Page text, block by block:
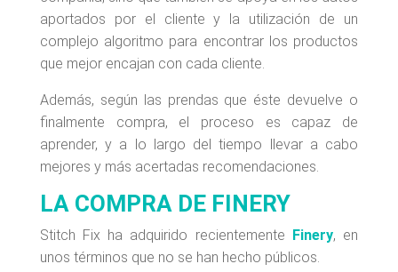
aportados por el cliente y la utilización de un
complejo algoritmo para encontrar los productos
que mejor encajan con cada cliente.
Además, según las prendas que éste devuelve o
finalmente compra, el proceso es capaz de
aprender, y a lo largo del tiempo llevar a cabo
mejores y más acertadas recomendaciones.
LA COMPRA DE FINERY
Stitch Fix ha adquirido recientemente Finery, en
unos términos que no se han hecho públicos.